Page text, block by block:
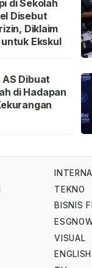
di Sekolah
Disebut
Diklaim
Ekskul
AS Dibuat
di Hadapan
TEKNO
BISNIS
VISUAL
ENGLISH